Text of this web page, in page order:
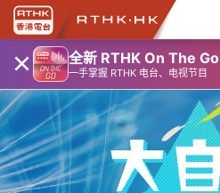
× 全新 RTHK On The Go
一手掌握 RTHK 电台、电视节目